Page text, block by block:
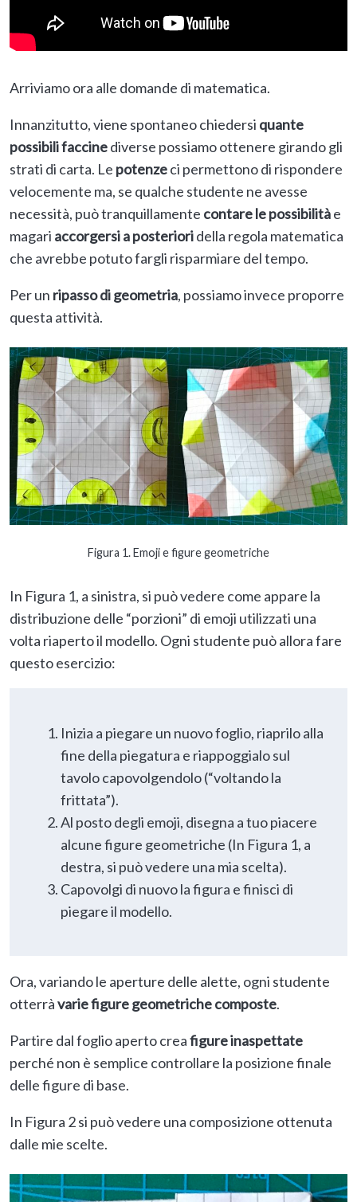
Arriviamo ora alle domande di matematica.
Innanzitutto, viene spontaneo chiedersi quante
possibili faccinediverse possiamo ottenere girando gli
strati di carta. Le potenzeci permettono di rispondere
velocemente ma, se qualche studente ne avesse
necessità, può tranquillamente contare le possibilitàe
magari accorgersi a posterioridella regola matematica
che avrebbe potuto fargli risparmiare del tempo.
Per un ripasso di geometria, possiamo invece proporre
questa attività.
Figura 1. Emoji e figure geometriche
In Figura 1, a sinistra, si può vedere come appare la
distribuzione delle “porzioni” di emoji utilizzati una
volta riaperto il modello. Ogni studente può allora fare
questo esercizio:
Inizia a piegare un nuovo foglio, riaprilo alla
fine della piegatura e riappoggialo sul
tavolo capovolgendolo (“voltando la
frittata”).
Al posto degli emoji, disegna a tuo piacere
alcune figure geometriche (In Figura 1, a
destra, si può vedere una mia scelta).
Capovolgi di nuovo la figura e finisci di
piegare il modello.
Ora, variando le aperture delle alette, ogni studente
otterràvarie figure geometriche composte.
Partire dal foglio aperto creafigure inaspettate
perché non è semplice controllare la posizione finale
delle figure di base.
In Figura 2 si può vedere una composizione ottenuta
dalle mie scelte.